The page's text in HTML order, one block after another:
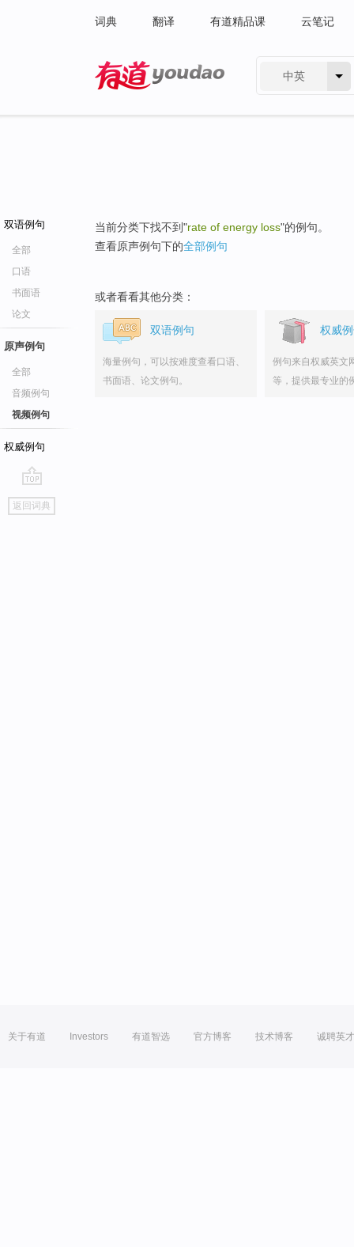
词典 翻译 有道精品课 云笔记
中英
双语例句
全部
口语
书面语
论文
原声例句
全部
音频例句
视频例句
权威例句
go
top
返回词典
当前分类下找不到"rate of energy loss"的例句。
查看原声例句下的全部例句
或者看看其他分类：
双语例句
海量例句，可以按难度查看口语、
书面语、论文例句。
权威
例句来自权威英文
等，提供最专业的
关于有道 Investors 有道智选 官方博客 技术博客 诚聘英才